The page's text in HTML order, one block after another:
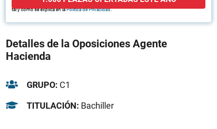
tal y como se explica en laPolítica de Privacidad.
Detalles de la Oposiciones Agente
Hacienda
GRUPO: C1
TITULACIÓN: Bachiller